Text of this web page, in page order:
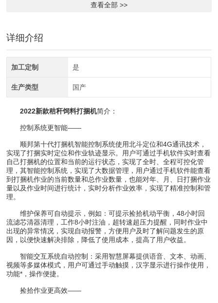
查看全部 >>
详细介绍
加工定制 是
生产类型 国产
2022新款秸秆饲料打捆机简介：
控制系统更智能——
顺邦第十代打捆机智能控制系统使用北斗定位和4G通讯技术，
实现了打捆实时定位和作业轨迹显示。用户可通过手机软件实时查看
自己打捆机的位置和当前的运行状态，实现了全时、全程可控化管
理，其智能控制系统，实现了大数据管理，用户通过手机软件能查看
到打捆机作业的当前数量和总作业数量，也能对年、月、日打捆作业
量以及作业时间进行统计，实时分析作业效率，实现了精准控制和管
理。
维护保养可自动提示，例如：可提示捡拾机动平衡，48小时回
流滤芯清器清理，工作8小时注油，超转速超压力提醒，同时作业中
出现的异常情况，实现自动报警，方便用户及时了解问题发生的原
因，以便快速解决排除，降低了使用成本，提高了用户收益。
智能交互系统自动控制：采用智慧屏幕提供语音、文本、动画、
视频等多媒体模式，用户可通过手动触摸，汉字显示进行操作使用，
功能*，操作便捷。
捡拾作业更高效——